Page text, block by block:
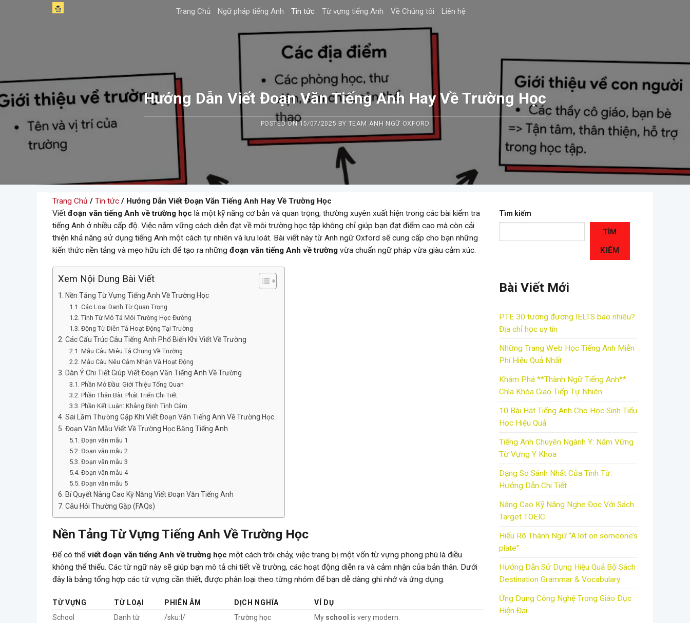
Trang Chủ Ngữ pháp tiếng Anh Tin tức Từ vựng tiếng Anh Về Chúng tôi Liên hệ
Hướng Dẫn Viết Đoạn Văn Tiếng Anh Hay Về Trường Học
POSTED ON15/07/2025 BY TEAM ANH NGỮ OXFORD
Trang Chủ / Tin tức / Hướng Dẫn Viết Đoạn Văn Tiếng Anh Hay Về Trường Học
Viết đoạn văn tiếng Anh về trường học là một kỹ năng cơ bản và quan trọng, thường xuyên xuất hiện trong các bài kiểm tra
tiếng Anh ở nhiều cấp độ. Việc nắm vững cách diễn đạt về môi trường học tập không chỉ giúp bạn đạt điểm cao mà còn cải
thiện khả năng sử dụng tiếng Anh một cách tự nhiên và lưu loát. Bài viết này từ Anh ngữ Oxford sẽ cung cấp cho bạn những
kiến thức nền tảng và mẹo hữu ích để tạo ra những đoạn văn tiếng Anh về trường vừa chuẩn ngữ pháp vừa giàu cảm xúc.
Xem Nội Dung Bài Viết
Nền Tảng Từ Vựng Tiếng Anh Về Trường Học
Các Loại Danh Từ Quan Trọng
Tính Từ Mô Tả Môi Trường Học Đường
Động Từ Diễn Tả Hoạt Động Tại Trường
Các Cấu Trúc Câu Tiếng Anh Phổ Biến Khi Viết Về Trường
Mẫu Câu Miêu Tả Chung Về Trường
Mẫu Câu Nêu Cảm Nhận Và Hoạt Động
Dàn Ý Chi Tiết Giúp Viết Đoạn Văn Tiếng Anh Về Trường
Phần Mở Đầu: Giới Thiệu Tổng Quan
Phần Thân Bài: Phát Triển Chi Tiết
Phần Kết Luận: Khẳng Định Tình Cảm
Sai Lầm Thường Gặp Khi Viết Đoạn Văn Tiếng Anh Về Trường Học
Đoạn Văn Mẫu Viết Về Trường Học Bằng Tiếng Anh
Đoạn văn mẫu 1
Đoạn văn mẫu 2
Đoạn văn mẫu 3
Đoạn văn mẫu 4
Đoạn văn mẫu 5
Bí Quyết Nâng Cao Kỹ Năng Viết Đoạn Văn Tiếng Anh
Câu Hỏi Thường Gặp (FAQs)
Nền Tảng Từ Vựng Tiếng Anh Về Trường Học
Để có thểviết đoạn văn tiếng Anh về trường học một cách trôi chảy, việc trang bị một vốn từ vựng phong phú là điều
không thể thiếu. Các từ ngữ này sẽ giúp bạn mô tả chi tiết về trường, các hoạt động diễn ra và cảm nhận của bản thân. Dưới
đây là bảng tổng hợp các từ vựng cần thiết, được phân loại theo từng nhóm để bạn dễ dàng ghi nhớ và ứng dụng.
TỪ VỰNG TỪ LOẠI PHIÊN ÂM DỊCH NGHĨA
VÍ DỤ
School
Danh từ /skuːl/ Trường học My school is very modern.
Tìm kiếm
TÌM
KIẾM
Bài Viết Mới
PTE 30 tương đương IELTS bao nhiêu?
Địa chỉ học uy tín
Những Trang Web Học Tiếng Anh Miễn
Phí Hiệu Quả Nhất
Khám Phá **Thành Ngữ Tiếng Anh**:
Chìa Khóa Giao Tiếp Tự Nhiên
10 Bài Hát Tiếng Anh Cho Học Sinh Tiểu
Học Hiệu Quả
Tiếng Anh Chuyên Ngành Y: Nắm Vững
Từ Vựng Y Khoa
Dạng So Sánh Nhất Của Tính Từ:
Hướng Dẫn Chi Tiết
Nâng Cao Kỹ Năng Nghe Đọc Với Sách
Target TOEIC
Hiểu Rõ Thành Ngữ “A lot on someone’s
plate”
Hướng Dẫn Sử Dụng Hiệu Quả Bộ Sách
Destination Grammar & Vocabulary
Ứng Dụng Công Nghệ Trong Giáo Dục
Hiện Đại